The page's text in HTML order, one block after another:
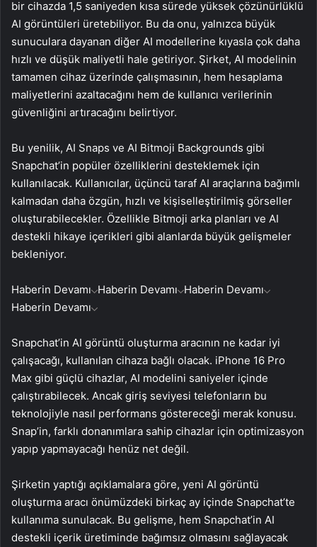
bir cihazda 1,5 saniyeden kısa sürede yüksek çözünürlüklü
AI görüntüleri üretebiliyor. Bu da onu, yalnızca büyük
sunuculara dayanan diğer AI modellerine kıyasla çok daha
hızlı ve düşük maliyetli hale getiriyor. Şirket, AI modelinin
tamamen cihaz üzerinde çalışmasının, hem hesaplama
maliyetlerini azaltacağını hem de kullanıcı verilerinin
güvenliğini artıracağını belirtiyor.
Bu yenilik, AI Snaps ve AI Bitmoji Backgrounds gibi
Snapchat’in popüler özelliklerini desteklemek için
kullanılacak. Kullanıcılar, üçüncü taraf AI araçlarına bağımlı
kalmadan daha özgün, hızlı ve kişiselleştirilmiş görseller
oluşturabilecekler. Özellikle Bitmoji arka planları ve AI
destekli hikaye içerikleri gibi alanlarda büyük gelişmeler
bekleniyor.
Haberin Devamı Haberin Devamı Haberin Devamı
Haberin Devamı
Snapchat’in AI görüntü oluşturma aracının ne kadar iyi
çalışacağı, kullanılan cihaza bağlı olacak. iPhone 16 Pro
Max gibi güçlü cihazlar, AI modelini saniyeler içinde
çalıştırabilecek. Ancak giriş seviyesi telefonların bu
teknolojiyle nasıl performans göstereceği merak konusu.
Snap’in, farklı donanımlara sahip cihazlar için optimizasyon
yapıp yapmayacağı henüz net değil.
Şirketin yaptığı açıklamalara göre, yeni AI görüntü
oluşturma aracı önümüzdeki birkaç ay içinde Snapchat’te
kullanıma sunulacak. Bu gelişme, hem Snapchat’in AI
destekli içerik üretiminde bağımsız olmasını sağlayacak